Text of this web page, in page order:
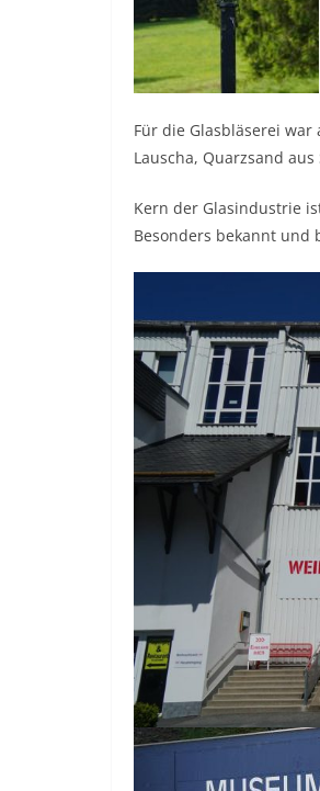
Für die Glasbläserei
Lauscha, Quarzsand
Kern der Glasindustrie
Besonders bekannt und